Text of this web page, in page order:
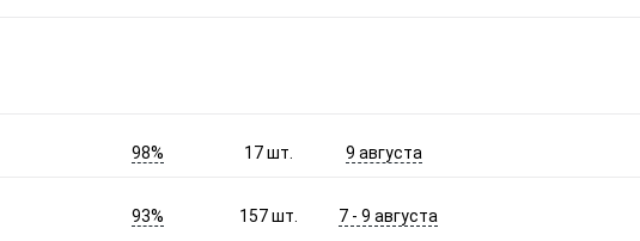
98% 17шт. 9 августа
93% 157шт. 7 - 9 августа